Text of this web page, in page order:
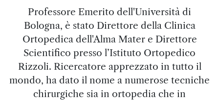
Professore Emerito dell'Università di
Bologna, è stato Direttore della Clinica
Ortopedica dell'Alma Mater e Direttore
Scientifico presso l’Istituto Ortopedico
Rizzoli. Ricercatore apprezzato in tutto il
mondo, ha dato il nome a numerose tecniche
chirurgiche sia in ortopedia che in